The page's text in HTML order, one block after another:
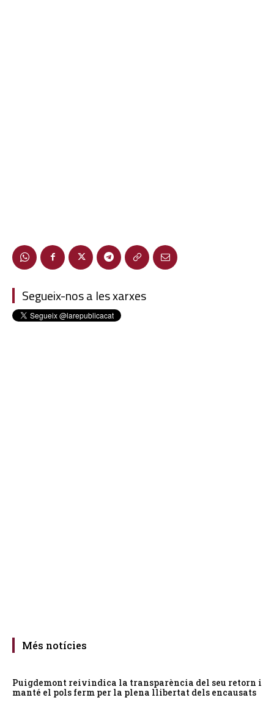
Segueix-nos a les xarxes
Més notícies
Puigdemont reivindica la transparència del seu retorn i
manté el pols ferm per la plena llibertat dels encausats